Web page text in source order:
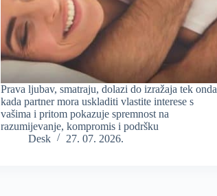
Prava ljubav, smatraju, dolazi do izražaja tek onda
kada partner mora uskladiti vlastite interese s
vašima i pritom pokazuje spremnost na
razumijevanje, kompromis i podršku
Desk
27. 07. 2026.